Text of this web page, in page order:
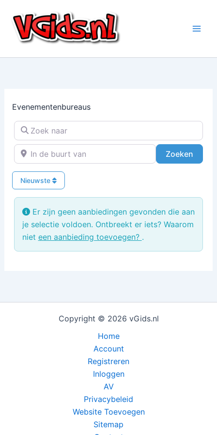
naar
inhoud
Evenementenbureaus
Zoek naar
In de buurt van
Zoeken
Nieuwste
Er zijn geen aanbiedingen gevonden die aan
je selectie voldoen. Ontbreekt er iets? Waarom
niet een aanbieding toevoegen? .
Copyright © 2026 vGids.nl
Home
Account
Registreren
Inloggen
AV
Privacybeleid
Website Toevoegen
Sitemap